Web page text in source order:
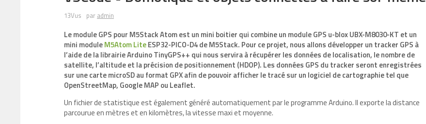
13Vus par admin
Le module GPS pour M5Stack Atom est un mini boitier qui combine un module GPS u-blox UBX-M8030-KT et un
mini moduleM5Atom LiteESP32-PICO-D4 de M5Stack. Pour ce projet, nous allons développer un tracker GPS à
l’aide de la librairie Arduino TinyGPS++ qui nous servira à récupérer les données de localisation, le nombre de
satellite, l’altitude et la précision de positionnement (HDOP). Les données GPS du tracker seront enregistrées
sur une carte microSD au format GPX afin de pouvoir afficher le tracé sur un logiciel de cartographie tel que
OpenStreetMap, Google MAP ou Leaflet.
Un fichier de statistique est également généré automatiquement par le programme Arduino. Il exporte la distance
parcourue en mètres et en kilomètres, la vitesse maxi et moyenne.